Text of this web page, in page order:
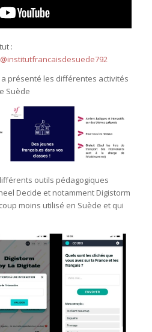
:
présenté les différentes activités
Suède
outils pédagogiques
Decide et notamment Digistorm
moins utilisé en Suède et qui